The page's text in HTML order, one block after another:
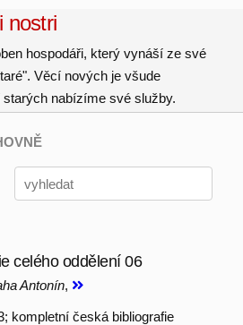
nostri
hospodáři, který vynáší ze své
Věcí nových je všude
nabízíme své služby.
celého oddělení 06
Antonín,
kompletní česká bibliografie